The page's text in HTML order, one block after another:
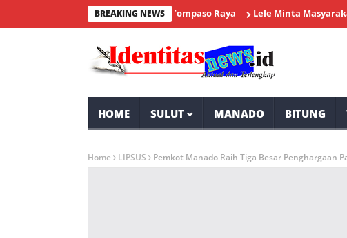
BREAKING NEWS
HUT Kemerdekaan RI ke-81 Tompaso Raya Lele Minta Masyarakat
HOME SULUT MANADO BITUNG
Home LIPSUS Pemkot Manado Raih Tiga Besar Penghargaan